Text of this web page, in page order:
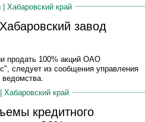
| Хабаровский край
завод
продать 100% акций ОАО
следует из сообщения управления
Хабаровский край
кредитного